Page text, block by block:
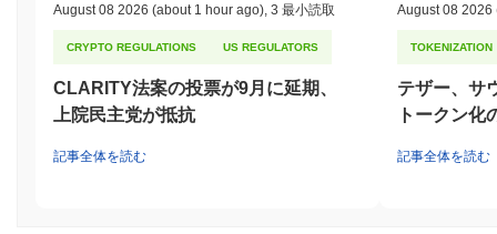
August 08 2026 (about 1 hour ago), 3 最小読取
CRYPTO REGULATIONS US REGULATORS
CLARITY法案の投票が9月に延期、
上院民主党が抵抗
記事全体を読む
August 08 2026
TOKENIZATION
テザー、サ
トークン化
記事全体を読む